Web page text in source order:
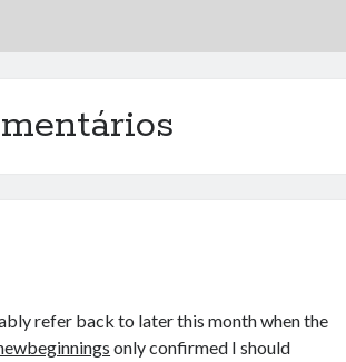
refer back to later this month when the
only confirmed I should